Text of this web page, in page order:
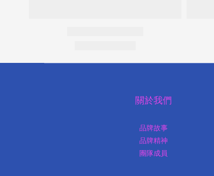
關於我們
品牌故事
品牌精神
團隊成員